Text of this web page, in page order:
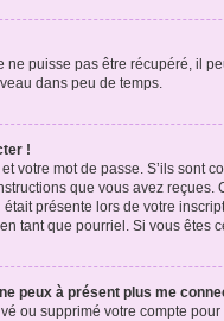
ne puisse pas être récupéré, il
dans peu de temps.
!
votre mot de passe. S’ils
que vous avez
présente lors de votre
tant que pourriel. Si vous êtes
peux à présent plus me
ou supprimé votre compte